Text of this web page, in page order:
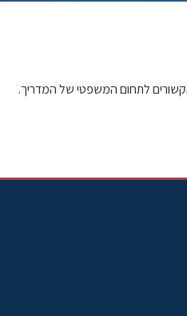
הקשורים לתחום המשפטי של המדריך.